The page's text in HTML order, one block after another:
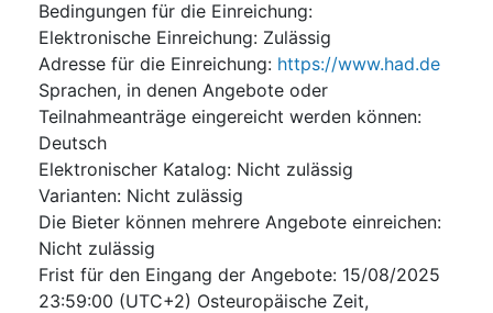
Bedingungen für die Einreichung:
Elektronische Einreichung: Zulässig
Adresse für die Einreichung: https://www.had.de
Sprachen, in denen Angebote oder
Teilnahmeanträge eingereicht werden können:
Deutsch
Elektronischer Katalog: Nicht zulässig
Varianten: Nicht zulässig
Die Bieter können mehrere Angebote einreichen:
Nicht zulässig
Frist für den Eingang der Angebote: 15/08/2025
23:59:00 (UTC+2) Osteuropäische Zeit,